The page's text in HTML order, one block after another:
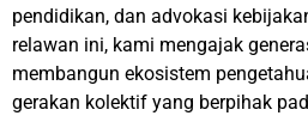
pendidikan, dan advokasi
relawan ini, kami mengajak
membangun ekosistem
gerakan kolektif yang berpihak